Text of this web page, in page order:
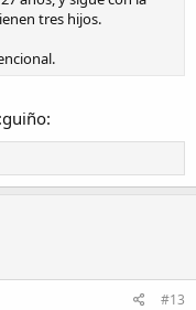
tres hijos.
#13